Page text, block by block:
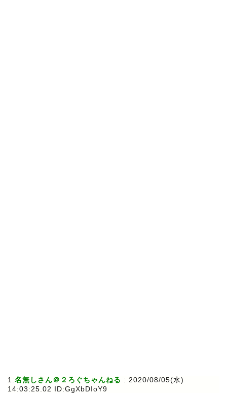
1:名無しさん＠２ろぐちゃんねる : 2020/08/05(水)
14:03:25.02 ID:GgXbDIoY9